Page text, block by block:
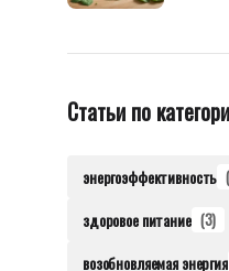
Статьи по
энергоэффективность
здоровое питание (3)
возобновляемая энергия